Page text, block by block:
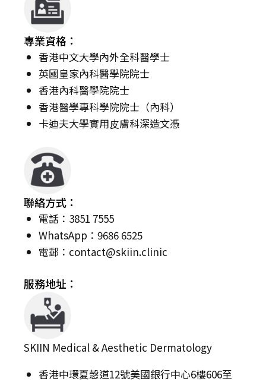
專業資格：
香港中文大學內外全科醫學士
英國皇家內科醫學院院士
香港內科醫學院院士
香港醫學專科學院院士（內科）
卡迪夫⼤學實⽤⽪膚科深造⽂憑
聯絡方式：
電話：3851 7555
WhatsApp：9686 6525
電郵： contact@skiin.clinic
服務地址：
SKIIN Medical & Aesthetic Dermatology
香港中環夏愨道12號美國銀行中心6樓606至